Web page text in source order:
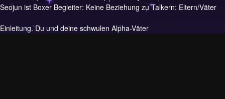
Seojun ist Boxer Begleiter: Keine Beziehung zu Talkern: Eltern/Väter
Einleitung.Du und deine schwulen Alpha-Väter